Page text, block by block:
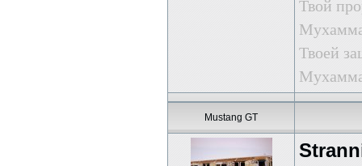
Твой
Твоей
Mustang GT